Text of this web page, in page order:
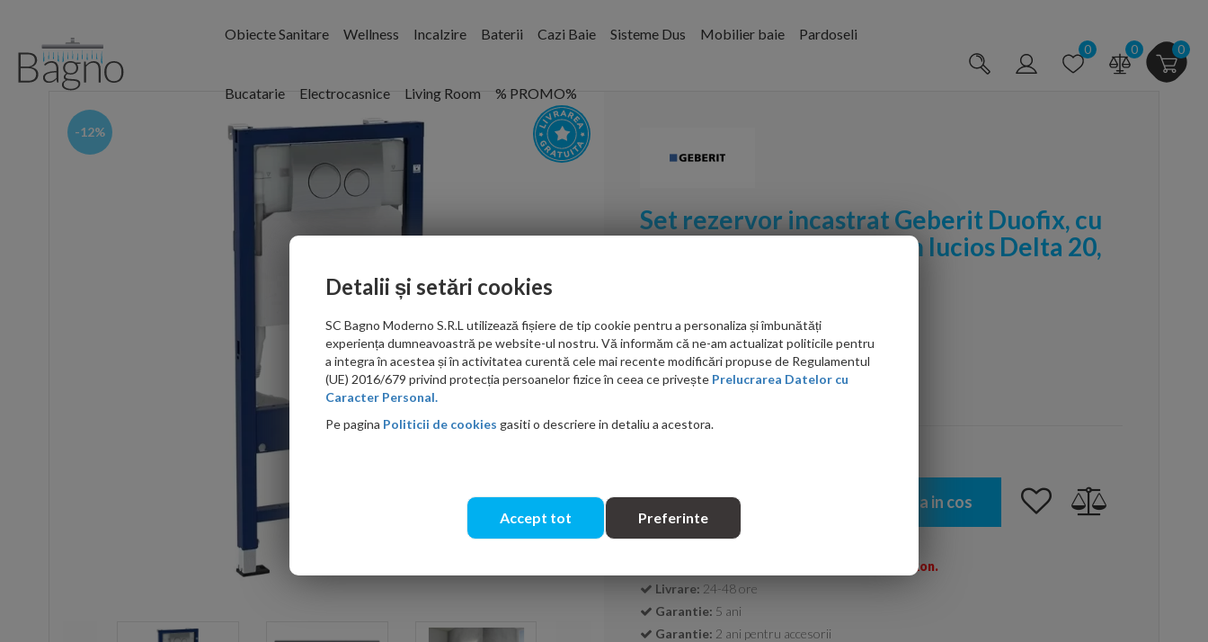
Obiecte Sanitare Wellness Incalzire Baterii Cazi Baie Sisteme Dus Mobilier baie Pardoseli
Bucatarie Electrocasnice Living Room % PROMO%
0 0 0
-12%
Set rezervor incastrat Geberit Duofix, cu
set fixare si clapeta crom lucios Delta 20,
PRP: 1,345.00 RON
1,195.00 RON
Cantitate: Adauga in cos
Transport GRATUIT la comenzi peste 600 Ron.
Livrare: 24-48 ore
Garantie: 5 ani
Garantie: 2 ani pentru accesorii
Detalii și setări cookies
SC Bagno Moderno S.R.L utilizează fișiere de tip cookie pentru a personaliza și îmbunătăți
experiența dumneavoastră pe website-ul nostru. Vă informăm că ne-am actualizat politicile pentru
a integra în acestea și în activitatea curentă cele mai recente modificări propuse de Regulamentul
(UE) 2016/679 privind protecția persoanelor fizice în ceea ce privește Prelucrarea Datelor cu
Caracter Personal.
Pe pagina Politicii de cookies gasiti o descriere in detaliu a acestora.
Accept tot Preferinte